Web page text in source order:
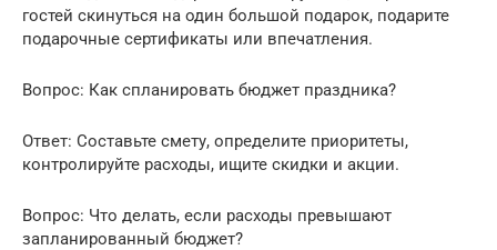
гостей скинуться на один большой подарок, подарите
подарочные сертификаты или впечатления.
Вопрос: Как спланировать бюджет праздника?
Ответ: Составьте смету, определите приоритеты,
контролируйте расходы, ищите скидки и акции.
Вопрос: Что делать, если расходы превышают
запланированный бюджет?